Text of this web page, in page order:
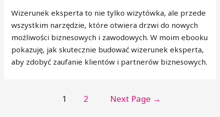
Wizerunek eksperta to nie tylko wizytówka, ale przede
wszystkim narzędzie, które otwiera drzwi do nowych
możliwości biznesowych i zawodowych. W moim ebooku
pokazuję, jak skutecznie budować wizerunek eksperta,
aby zdobyć zaufanie klientów i partnerów biznesowych.
1 2 Next Page →